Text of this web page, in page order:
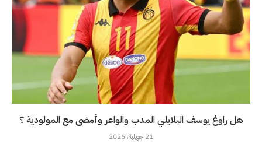
هل راوغ يوسف البلايلي المدب والواعر وأمضى مع المولودية ؟
21 جويلية، 2026